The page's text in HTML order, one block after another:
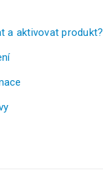
a aktivovat produkt?